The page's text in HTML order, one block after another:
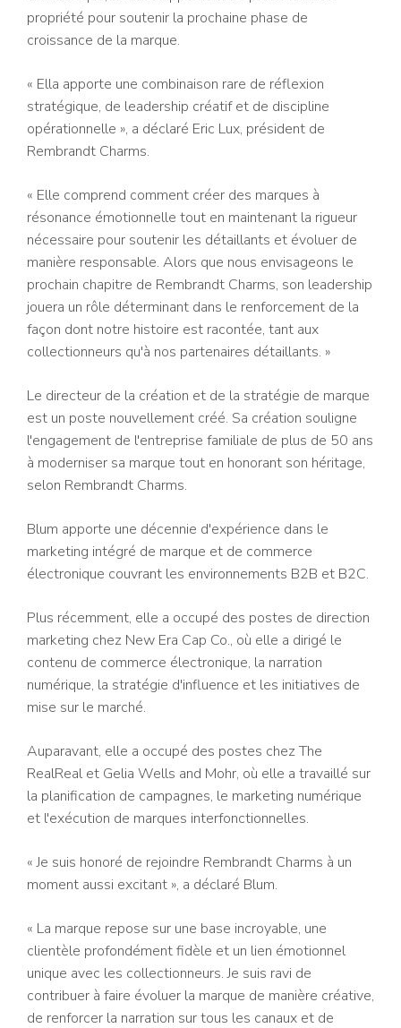
propriété pour soutenir la prochaine phase de
croissance de la marque.
« Ella apporte une combinaison rare de réflexion
stratégique, de leadership créatif et de discipline
opérationnelle », a déclaré Eric Lux, président de
Rembrandt Charms.
« Elle comprend comment créer des marques à
résonance émotionnelle tout en maintenant la rigueur
nécessaire pour soutenir les détaillants et évoluer de
manière responsable. Alors que nous envisageons le
prochain chapitre de Rembrandt Charms, son leadership
jouera un rôle déterminant dans le renforcement de la
façon dont notre histoire est racontée, tant aux
collectionneurs qu'à nos partenaires détaillants. »
Le directeur de la création et de la stratégie de marque
est un poste nouvellement créé. Sa création souligne
l'engagement de l'entreprise familiale de plus de 50 ans
à moderniser sa marque tout en honorant son héritage,
selon Rembrandt Charms.
Blum apporte une décennie d'expérience dans le
marketing intégré de marque et de commerce
électronique couvrant les environnements B2B et B2C.
Plus récemment, elle a occupé des postes de direction
marketing chez New Era Cap Co., où elle a dirigé le
contenu de commerce électronique, la narration
numérique, la stratégie d'influence et les initiatives de
mise sur le marché.
Auparavant, elle a occupé des postes chez The
RealReal et Gelia Wells and Mohr, où elle a travaillé sur
la planification de campagnes, le marketing numérique
et l'exécution de marques interfonctionnelles.
« Je suis honoré de rejoindre Rembrandt Charms à un
moment aussi excitant », a déclaré Blum.
« La marque repose sur une base incroyable, une
clientèle profondément fidèle et un lien émotionnel
unique avec les collectionneurs. Je suis ravi de
contribuer à faire évoluer la marque de manière créative,
de renforcer la narration sur tous les canaux et de